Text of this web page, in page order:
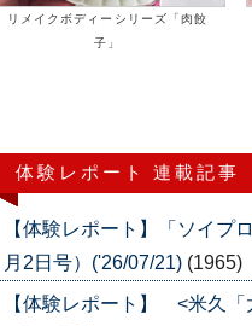
リメイクボディーシリーズ「肉餃
子」
体験レポート 連載記事
【体験レポート】「ソイプ
月2日号）('26/07/21) (1965)
【体験レポート】 <米久